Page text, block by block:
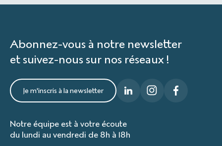
Abonnez-vous à notre newsletter
et suivez-nous sur nos réseaux !
Je m'inscris à la newsletter
Notre équipe est à votre écoute
du lundi au vendredi de 8h à 18h